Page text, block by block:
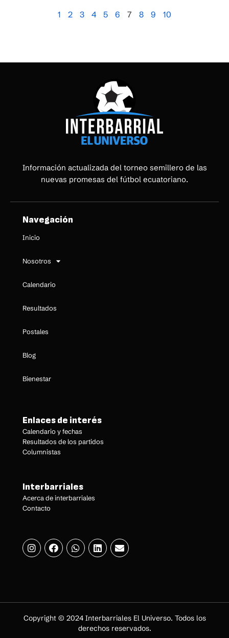
1 2 3 4 5 6 7 8 9 10
Información actualizada del torneo semillero de las
nuevas promesas del fútbol ecuatoriano.
Navegación
Inicio
Nosotros
Calendario
Resultados
Postales
Blog
Bienestar
Enlaces de interés
Calendario y fechas
Resultados de los partidos
Columnistas
Interbarriales
Acerca de interbarriales
Contacto
Copyright © 2024 Interbarriales El Universo. Todos los
derechos reservados.